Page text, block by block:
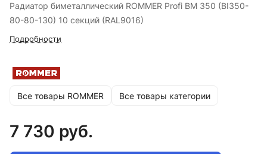
Радиатор биметаллический ROMMER Profi BM 350 (BI350-
80-80-130) 10 секций (RAL9016)
Подробности
Все товары ROMMER Все товары категории
7 730 руб.